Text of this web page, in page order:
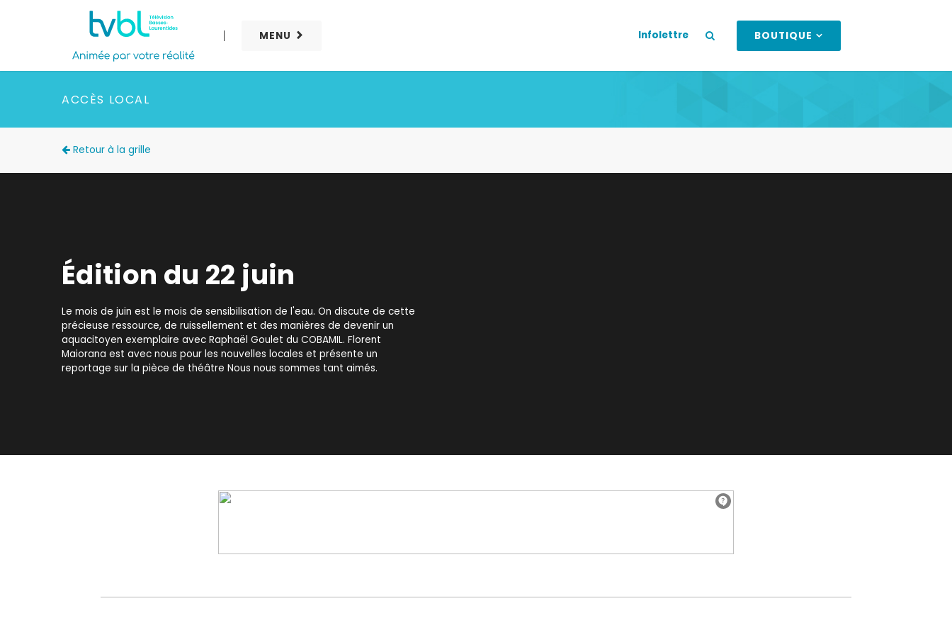
MENU Infolettre BOUTIQUE
ACCÈS LOCAL
Retour à la grille
Édition du 22 juin
Le mois de juin est le mois de sensibilisation de l'eau. On discute de cette
précieuse ressource, de ruissellement et des manières de devenir un
aquacitoyen exemplaire avec Raphaël Goulet du COBAMIL. Florent
Maiorana est avec nous pour les nouvelles locales et présente un
reportage sur la pièce de théâtre Nous nous sommes tant aimés.